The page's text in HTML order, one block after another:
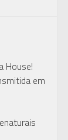
House!
em